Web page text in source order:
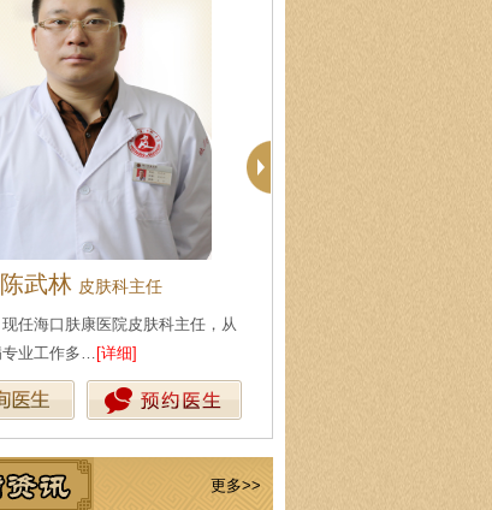
陈武林 皮肤科主任
现任海口肤康医院皮肤科主任，从
专业工作多…[详细]
更多>>